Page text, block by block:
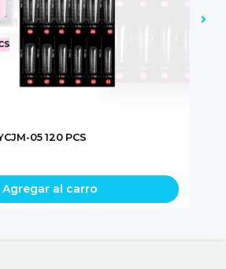
05 120 PCS
Agregar al carro